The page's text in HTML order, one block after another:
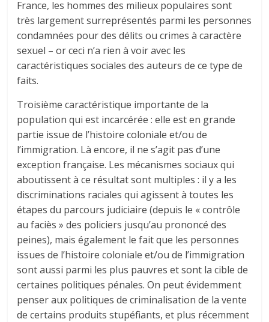
France, les hommes des milieux populaires sont
très largement surreprésentés parmi les personnes
condamnées pour des délits ou crimes à caractère
sexuel – or ceci n’a rien à voir avec les
caractéristiques sociales des auteurs de ce type de
faits.
Troisième caractéristique importante de la
population qui est incarcérée : elle est en grande
partie issue de l’histoire coloniale et/ou de
l’immigration. Là encore, il ne s’agit pas d’une
exception française. Les mécanismes sociaux qui
aboutissent à ce résultat sont multiples : il y a les
discriminations raciales qui agissent à toutes les
étapes du parcours judiciaire (depuis le « contrôle
au faciès » des policiers jusqu’au prononcé des
peines), mais également le fait que les personnes
issues de l’histoire coloniale et/ou de l’immigration
sont aussi parmi les plus pauvres et sont la cible de
certaines politiques pénales. On peut évidemment
penser aux politiques de criminalisation de la vente
de certains produits stupéfiants, et plus récemment